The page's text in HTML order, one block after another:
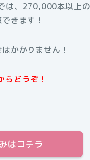
は、270,000本以上の
きます！
かかりません！
どうぞ！
はコチラ